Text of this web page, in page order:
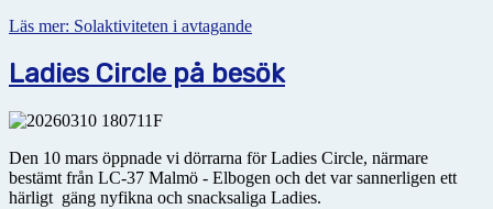
Läs mer: Solaktiviteten i avtagande
Ladies Circle på besök
Den 10 mars öppnade vi dörrarna för Ladies Circle, närmare
bestämt från LC-37 Malmö - Elbogen och det var sannerligen ett
härligt gäng nyfikna och snacksaliga Ladies.